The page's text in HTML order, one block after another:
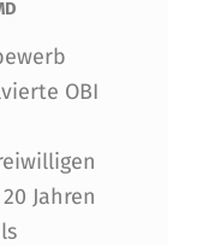
OBI
Jahren